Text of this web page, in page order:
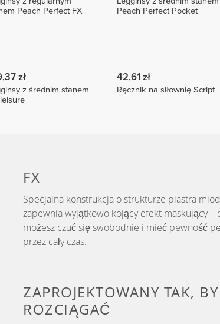
Peach Perfect FX
Peach Perfect Pocket
zł
z średnim stanem
42,61 zł
Ręcznik na siłownię Script
FX
Specjalna konstrukcja o strukturze plastra
zapewnia wyjątkowo kojący efekt maskujący –
możesz czuć się swobodnie i mieć pewność
przez cały czas.
ZAPROJEKTOWANY TAK, BY
ROZCIĄGAĆ